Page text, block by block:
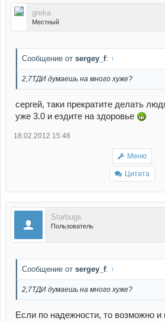
greka
Местный
Сообщение от sergey_f: ↑
2,7ТДИ думаешь на много хуже?
сергей, таки прекратите делать
уже 3.0 и ездите на здоровье
18.02.2012 15:48
Меню
Цитата
Starbugs
Пользователь
Сообщение от sergey_f: ↑
2,7ТДИ думаешь на много хуже?
Если по надежности, то возможно